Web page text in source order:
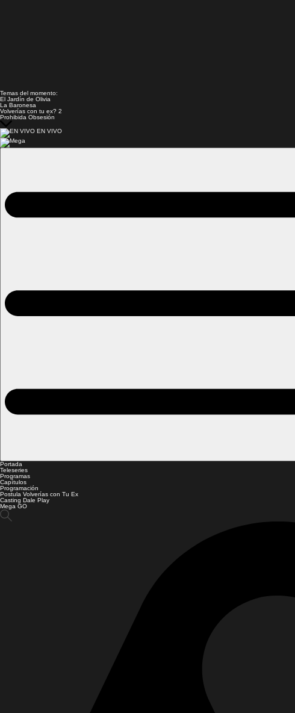
Temas del momento:
El Jardín de Olivia
La Baronesa
Volverías con tu ex? 2
Prohibida Obsesión
EN VIVO
Portada
Teleseries
Programas
Capítulos
Programación
Postula Volverías con Tu Ex
Casting Dale Play
Mega GO